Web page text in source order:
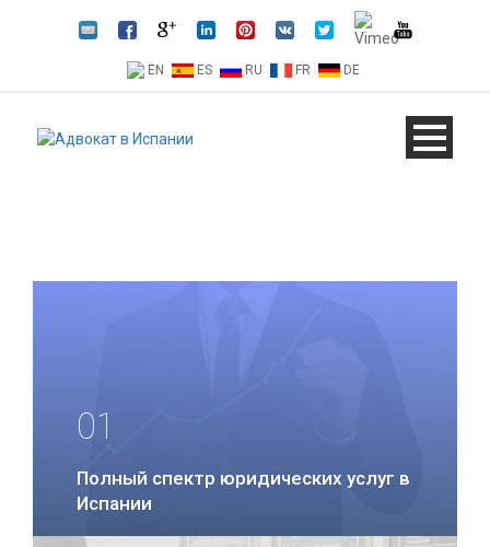
EN ES RU FR DE
01
Полный спектр юридических услуг в
Испании